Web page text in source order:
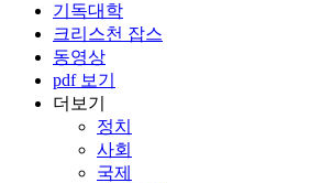
기독대학
크리스천 잡스
동영상
pdf 보기
더보기
정치
사회
국제